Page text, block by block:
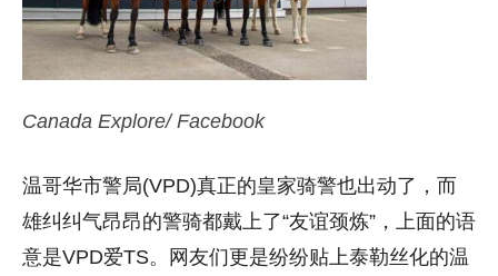
Canada Explore/ Facebook
温哥华市警局(VPD)真正的皇家骑警也出动了，而
雄纠纠气昂昂的警骑都戴上了“友谊颈炼” ，上面的语
意是VPD爱TS。网友们更是纷纷贴上泰勒丝化的温